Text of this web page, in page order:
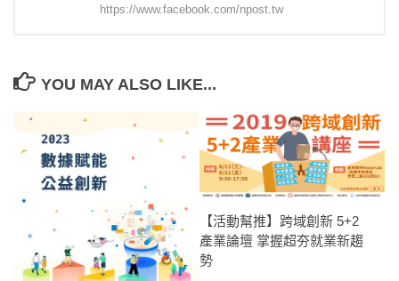
https://www.facebook.com/npost.tw
YOU MAY ALSO LIKE...
【活動幫推】跨域創新 5+2
產業論壇 掌握超夯就業新趨
勢